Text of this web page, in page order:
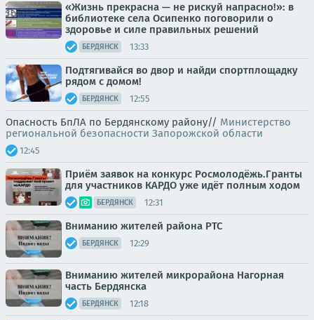
«Жизнь прекрасна — не рискуй напрасно!»: в
библиотеке села Осипенко поговорили о
здоровье и силе правильных решений
БЕРДЯНСК 13:33
Подтягивайся во двор и найди спортплощадку
рядом с домом!
БЕРДЯНСК 12:55
Опасность БпЛА по Бердянскому району// Министерство
региональной безопасности Запорожской области
12:45
Приём заявок на конкурс Росмолодёжь.Гранты
для участников КАРДО уже идёт полным ходом
БЕРДЯНСК 12:31
Вниманию жителей района РТС
БЕРДЯНСК 12:29
Вниманию жителей микрорайона Нагорная
часть Бердянска
БЕРДЯНСК 12:18